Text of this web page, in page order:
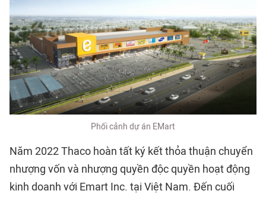
Phối cảnh dự án EMart
Năm 2022 Thaco hoàn tất ký kết thỏa thuận chuyển
nhượng vốn và nhượng quyền độc quyền hoạt động
kinh doanh với Emart Inc. tại Việt Nam. Đến cuối